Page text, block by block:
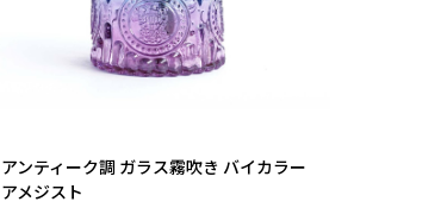
アンティーク調 ガラス霧吹き バイカラー
アメジスト